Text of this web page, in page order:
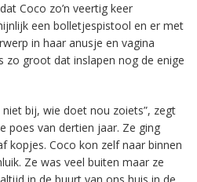
Coco zo’n veertig keer
een bolletjespistool en er met
in haar anusje en vagina
zo groot dat inslapen nog de enige
bij, wie doet nou zoiets”, zegt
poes van dertien jaar. Ze ging
kopjes. Coco kon zelf naar binnen
Ze was veel buiten maar ze